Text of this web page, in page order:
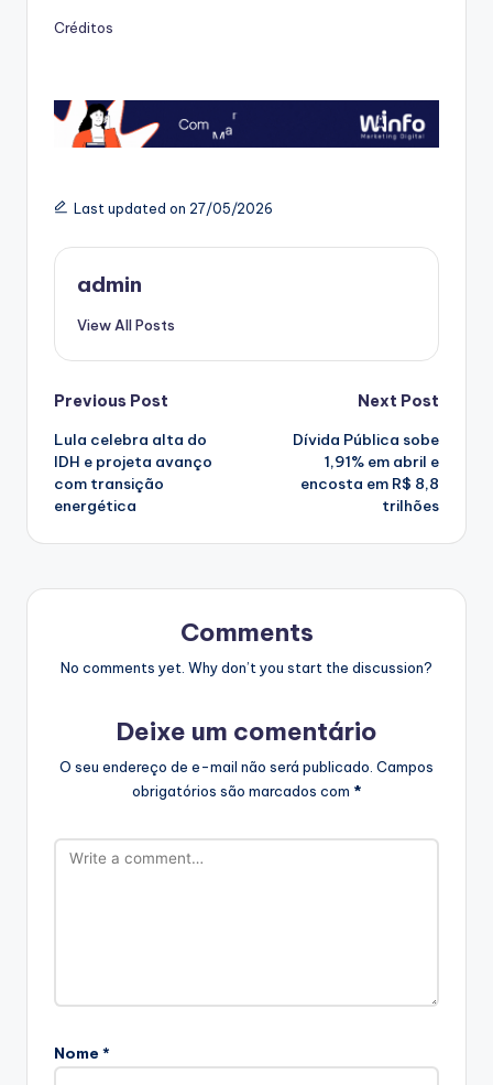
Créditos
Last updated on 27/05/2026
admin
View All Posts
Post
navigation
Previous Post
Lula celebra alta do
IDH e projeta avanço
com transição
energética
Next Post
Dívida Pública sobe
1,91% em abril e
encosta em R$ 8,8
trilhões
Comments
No comments yet. Why don’t you start the discussion?
Deixe um comentário
O seu endereço de e-mail não será publicado. Campos
obrigatórios são marcados com *
Nome *